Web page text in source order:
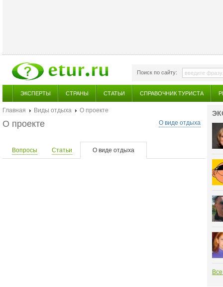
Поиск по сайту:
ЭКСПЕРТЫ СТРАНЫ СТАТЬИ СПРАВОЧНИК ТУРИСТА
Главная Виды отдыха
О проекте
О виде отдыха
О проекте
Вопросы Статьи О виде отдыха